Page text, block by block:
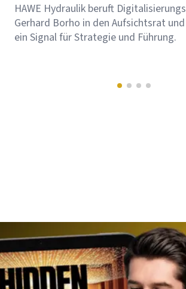
HAWE Hydraulik beruft
Gerhard Borho in den Aufsichtsrat
ein Signal für Strategie und Führung.